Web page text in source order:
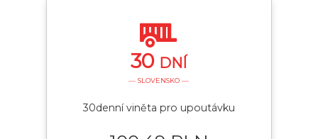
30 DNÍ
— SLOVENSKO —
30denní viněta pro upoutávku